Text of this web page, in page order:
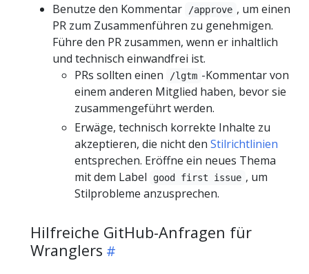
Benutze den Kommentar
/approve , um einen
PR zum Zusammenführen zu genehmigen.
Führe den PR zusammen, wenn er inhaltlich
und technisch einwandfrei ist.
PRs sollten einen
/lgtm -Kommentar von
einem anderen Mitglied haben, bevor sie
zusammengeführt werden.
Erwäge, technisch korrekte Inhalte zu
akzeptieren, die nicht den Stilrichtlinien
entsprechen. Eröffne ein neues Thema
mit dem Label
good first issue , um
Stilprobleme anzusprechen.
Hilfreiche GitHub-Anfragen für
Wranglers